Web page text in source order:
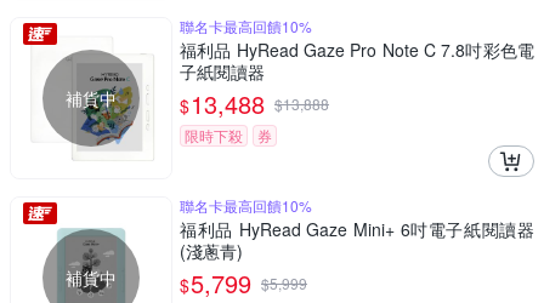
補貨中
聯名卡最高回饋10%
福利品 HyRead Gaze Pro Note C 7.8吋彩色電
子紙閱讀器
$13,488 $13,888
限時下殺
券
補貨中
聯名卡最高回饋10%
福利品 HyRead Gaze Mini+ 6吋電子紙閱讀器
(淺蔥青)
$5,799 $5,999